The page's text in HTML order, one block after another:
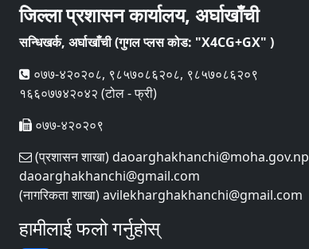
जिल्ला प्रशासन कार्यालय, अर्घाखाँची
सन्धिखर्क, अर्घाखाँची (गुगल प्लस कोड: "X4CG+GX" )
०७७-४२०२०८, ९८५७०८६२०८, ९८५७०८६२०९
१६६०७७४२०४२ (टोल - फ्री)
०७७-४२०२०९
(प्रशासन शाखा) daoarghakhanchi@moha.gov.np
daoarghakhanchi@gmail.com
(नागरिकता शाखा) avilekharghakhanchi@gmail.com
हामीलाई फलो गर्नुहोस्